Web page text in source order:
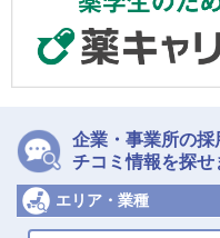
企業・事業所の採
チコミ情報を探せ
エリア・業種